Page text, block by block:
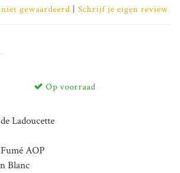
gewaardeerd | Schrijf je eigen review
Op voorraad
Ladoucette
AOP
Blanc